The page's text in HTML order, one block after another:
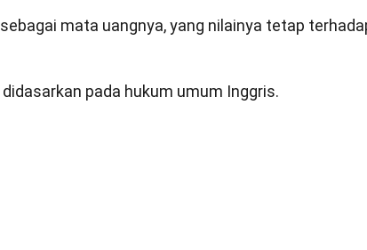
mata uangnya, yang nilainya tetap
pada hukum umum Inggris.